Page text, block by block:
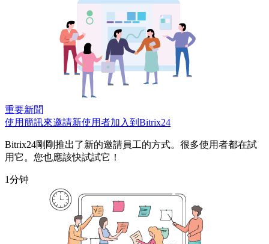
重要新聞
使用簡訊來邀請新使用者加入到Bitrix24
Bitrix24剛剛推出了新的邀請員工的方式。很多使用者都在試
用它。您也應該快試試它！
1分钟